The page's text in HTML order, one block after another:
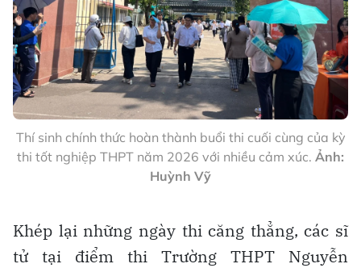
Thí sinh chính thức hoàn thành buổi thi cuối cùng của kỳ
thi tốt nghiệp THPT năm 2026 với nhiều cảm xúc. Ảnh:
Huỳnh Vỹ
Khép lại những ngày thi căng thẳng, các sĩ
tử tại điểm thi Trường THPT Nguyễn